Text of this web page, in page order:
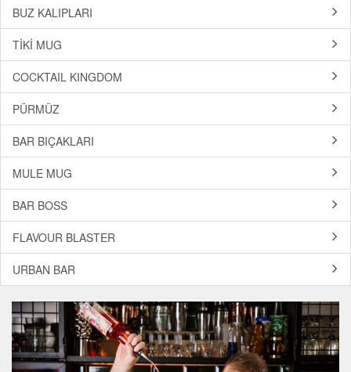
BUZ KALIPLARI
TİKİ MUG
COCKTAIL KINGDOM
PÜRMÜZ
BAR BIÇAKLARI
MULE MUG
BAR BOSS
FLAVOUR BLASTER
URBAN BAR